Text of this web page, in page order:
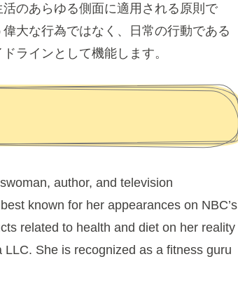
のあらゆる側面に適用される原則で
大な行為ではなく、日常の行動である
ラインとして機能します。
author, and television
known for her appearances on NBC’s
related to health and diet on her reality
She is recognized as a fitness guru